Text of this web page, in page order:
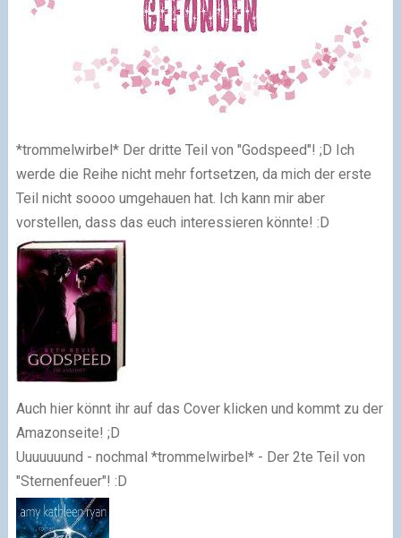
*trommelwirbel* Der dritte Teil von "Godspeed"! ;D Ich
werde die Reihe nicht mehr fortsetzen, da mich der erste
Teil nicht soooo umgehauen hat. Ich kann mir aber
vorstellen, dass das euch interessieren könnte! :D
Auch hier könnt ihr auf das Cover klicken und kommt zu der
Amazonseite! ;D
Uuuuuuund - nochmal *trommelwirbel* - Der 2te Teil von
"Sternenfeuer"! :D